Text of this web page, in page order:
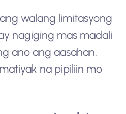
walang limitasyong
nagiging mas madali
ano ang aasahan.
na pipiliin mo